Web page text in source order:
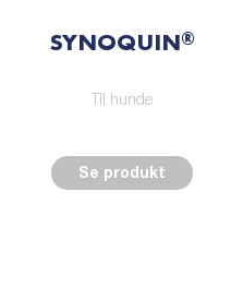
SYNOQUIN®
Til hunde
Se produkt